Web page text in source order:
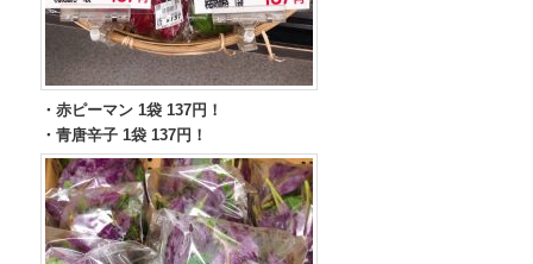
・赤ピーマン 1袋 137円！
・青唐辛子 1袋 137円！